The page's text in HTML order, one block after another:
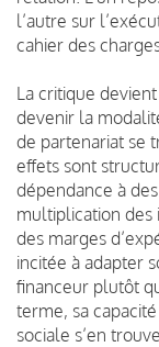
l’autre sur
cahier des
La critique
devenir la
de partenariat se
effets sont
dépendance à
multiplication des
des marges
incitée à adapter
financeur plutôt
terme, sa
sociale s’en